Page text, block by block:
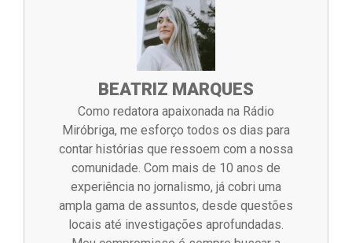
BEATRIZ MARQUES
Como redatora apaixonada na Rádio
Miróbriga, me esforço todos os dias para
contar histórias que ressoem com a nossa
comunidade. Com mais de 10 anos de
experiência no jornalismo, já cobri uma
ampla gama de assuntos, desde questões
locais até investigações aprofundadas.